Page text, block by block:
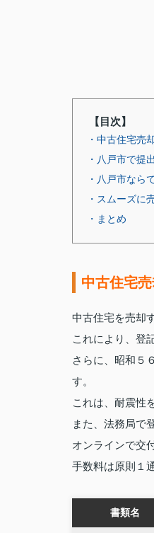
【目次】
・中古住宅売
・八戸市で提
・八戸市なら
・スムーズに
・まとめ
中古住宅
中古住宅を売却
これにより、登
さらに、昭和５
す。
これは、耐震性
また、法務局で
オンラインで交
手数料は原則１
書類名